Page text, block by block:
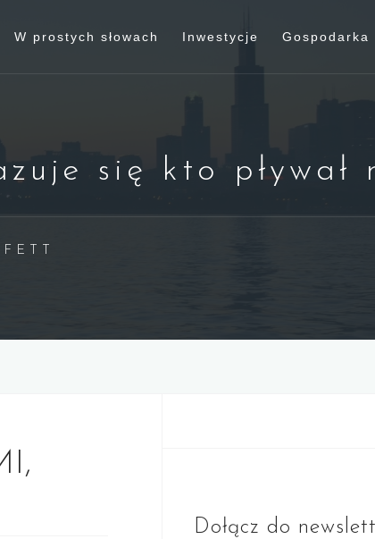
W prostych słowach Inwestycje Gospodarka
się kto pływał
Dołącz do